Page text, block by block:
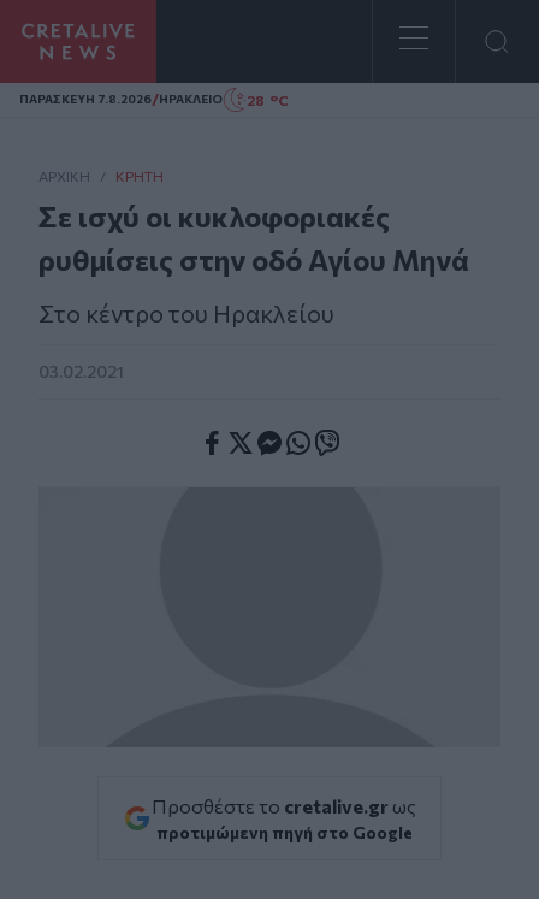
Homepage
ΠΑΡΑΣΚΕΥΗ 7.8.2026/ΗΡΑΚΛΕΙΟ 28 °C
ΑΡΧΙΚΗ / ΚΡΉΤΗ
Σε ισχύ οι κυκλοφοριακές
ρυθμίσεις στην οδό Αγίου Μηνά
Στο κέντρο του Ηρακλείου
03.02.2021
Προσθέστε το cretalive.gr ως
προτιμώμενη πηγή στο Google